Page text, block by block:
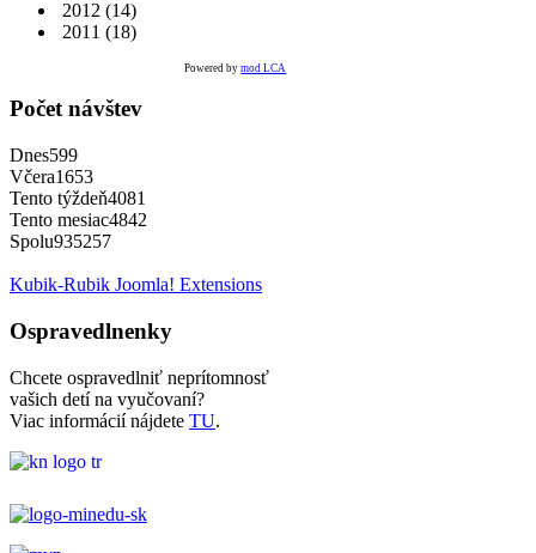
2012 (14)
2011 (18)
Powered bymod LCA
Počet návštev
Dnes599
Včera1653
Tento týždeň4081
Tento mesiac4842
Spolu935257
Kubik-Rubik Joomla! Extensions
Ospravedlnenky
Chcete ospravedlniť neprítomnosť
vašich detí na vyučovaní?
Viac informácií nájdete TU.